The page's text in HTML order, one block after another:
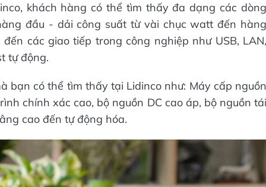
khách hàng có thể tìm thấy đa dạng các dòng
đầu - dải công suất từ vài chục watt đến hàng
các giao tiếp trong công nghiệp như USB, LAN,
tự động.
bạn có thể tìm thấy tại Lidinco như: Máy cấp nguồn
chính xác cao, bộ nguồn DC cao áp, bộ nguồn tái
cao đến tự động hóa.